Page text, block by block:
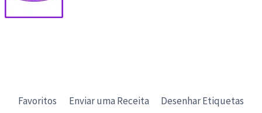
Favoritos Enviar uma Receita
Desenhar Etiquetas